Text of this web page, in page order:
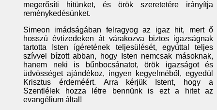
megerősíti hitünket, és örök szeretetére irányítja
reménykedésünket.
Simeon imádságában felragyog az igaz hit, mert ő
hosszú évtizedeken át várakozva biztos igazságnak
tartotta Isten ígéretének teljesülését, egyúttal teljes
szívvel bízott abban, hogy Isten nemcsak másoknak,
hanem neki is bűnbocsánatot, örök igazságot és
üdvösséget ajándékoz, ingyen kegyelméből, egyedül
Krisztus érdeméért. Arra kérjük Istent, hogy a
Szentlélek hozza létre bennünk is ezt a hitet az
evangélium által!